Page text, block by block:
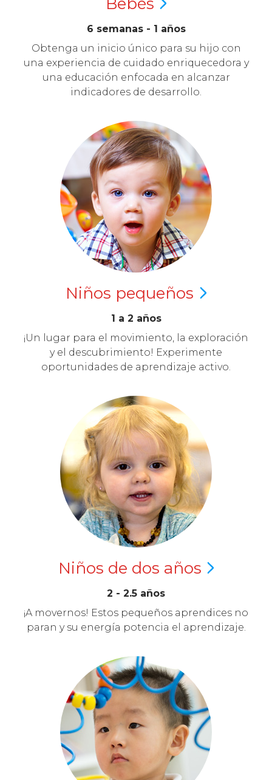
6 semanas - 1 años
Obtenga un inicio único para su hijo con
una experiencia de cuidado enriquecedora y
una educación enfocada en alcanzar
indicadores de desarrollo.
Niños pequeños
1 a 2 años
¡Un lugar para el movimiento, la exploración
y el descubrimiento! Experimente
oportunidades de aprendizaje activo.
Niños de dos años
2 - 2.5 años
¡A movernos! Estos pequeños aprendices no
paran y su energía potencia el aprendizaje.